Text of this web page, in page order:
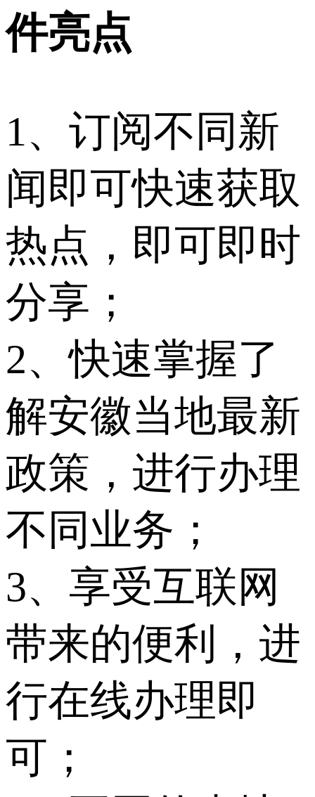
件亮点
1、订阅不同新
闻即可快速获取
热点，即可即时
分享；
2、快速掌握了
解安徽当地最新
政策，进行办理
不同业务；
3、享受互联网
带来的便利，进
行在线办理即
可；